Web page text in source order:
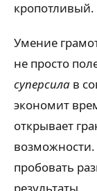
кропотливый.
Умение
не просто
суперсила в
экономит
открывает
возможности.
пробовать